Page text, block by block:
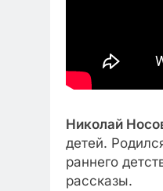
Николай
детей.
раннего
рассказы.